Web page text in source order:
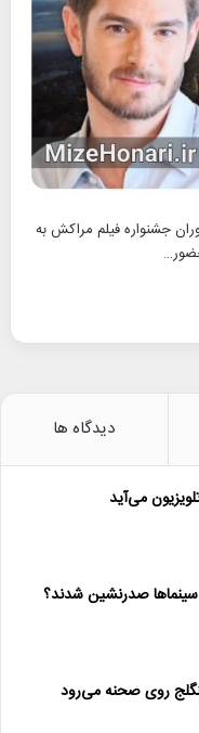
جشنواره فیلم مراکش به
دیدگاه ها
می‌آید
صدرنشین شدند؟
روی صحنه می‌رود